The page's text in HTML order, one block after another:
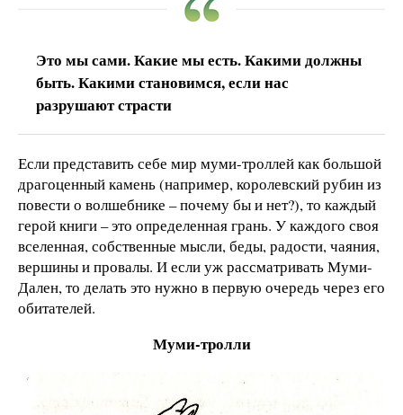
Это мы сами. Какие мы есть. Какими должны
быть. Какими становимся, если нас
разрушают страсти
Если представить себе мир муми-троллей как большой
драгоценный камень (например, королевский рубин из
повести о волшебнике – почему бы и нет?), то каждый
герой книги – это определенная грань. У каждого своя
вселенная, собственные мысли, беды, радости, чаяния,
вершины и провалы. И если уж рассматривать Муми-
Дален, то делать это нужно в первую очередь через его
обитателей.
Муми-тролли